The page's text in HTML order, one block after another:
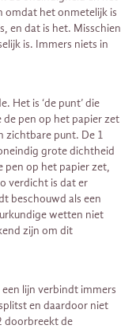
omdat het onmetelijk is
en dat is het. Misschien
is. Immers niets in
Het is ‘de punt’ die
pen op het papier zet
zichtbare punt. De 1
grote dichtheid
pen op het papier zet,
verdicht is dat er
beschouwd als een
wetten niet
zijn om dit
lijn verbindt immers
en daardoor niet
doorbreekt de